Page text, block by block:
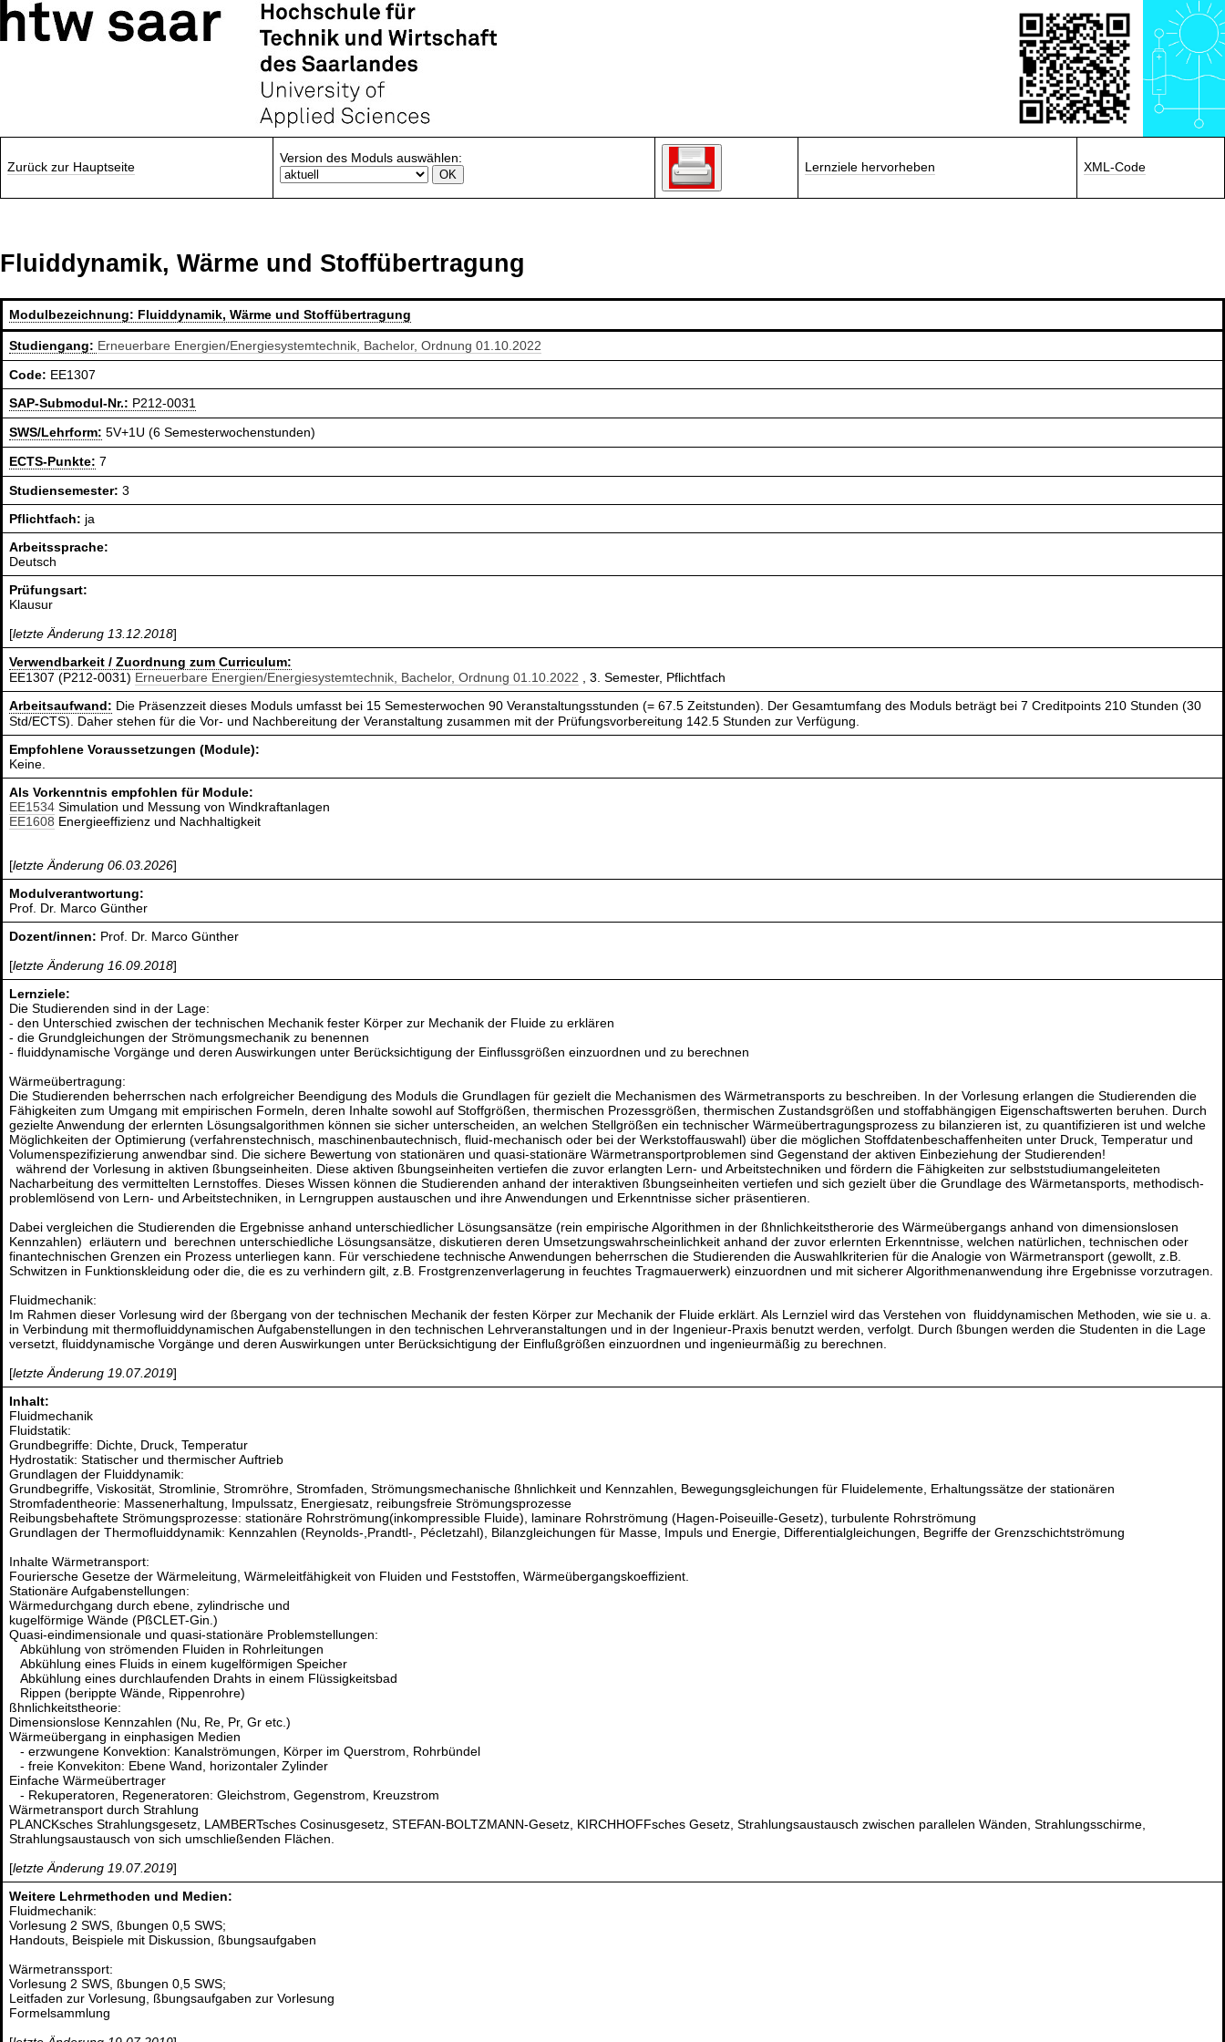
Zurück zur Hauptseite
Version des Moduls auswählen:
Lernziele hervorheben XML-Code
Fluiddynamik, Wärme und Stoffübertragung
Modulbezeichnung: Fluiddynamik, Wärme und Stoffübertragung
Studiengang: Erneuerbare Energien/Energiesystemtechnik, Bachelor, Ordnung 01.10.2022
Code: EE1307
SAP-Submodul-Nr.: P212-0031
SWS/Lehrform: 5V+1U (6 Semesterwochenstunden)
ECTS-Punkte: 7
Studiensemester:3
Pflichtfach: ja
Arbeitssprache:
Deutsch
Prüfungsart:
Klausur
[letzte Änderung 13.12.2018]
Verwendbarkeit / Zuordnung zum Curriculum:
EE1307 (P212-0031) Erneuerbare Energien/Energiesystemtechnik, Bachelor, Ordnung 01.10.2022 , 3. Semester, Pflichtfach
Arbeitsaufwand: Die Präsenzzeit dieses Moduls umfasst bei 15 Semesterwochen 90 Veranstaltungsstunden (= 67.5 Zeitstunden). Der Gesamtumfang des Moduls beträgt bei 7 Creditpoints 210 Stunden (30
Std/ECTS). Daher stehen für die Vor- und Nachbereitung der Veranstaltung zusammen mit der Prüfungsvorbereitung 142.5 Stunden zur Verfügung.
Empfohlene Voraussetzungen (Module):
Keine.
Als Vorkenntnis empfohlen für Module:
EE1534 Simulation und Messung von Windkraftanlagen
EE1608 Energieeffizienz und Nachhaltigkeit
[letzte Änderung 06.03.2026]
Modulverantwortung:
Prof. Dr. Marco Günther
Dozent/innen: Prof. Dr. Marco Günther
[letzte Änderung 16.09.2018]
Lernziele:
Die Studierenden sind in der Lage:
- den Unterschied zwischen der technischen Mechanik fester Körper zur Mechanik der Fluide zu erklären
- die Grundgleichungen der Strömungsmechanik zu benennen
- fluiddynamische Vorgänge und deren Auswirkungen unter Berücksichtigung der Einflussgrößen einzuordnen und zu berechnen
Wärmeübertragung:
Die Studierenden beherrschen nach erfolgreicher Beendigung des Moduls die Grundlagen für gezielt die Mechanismen des Wärmetransports zu beschreiben. In der Vorlesung erlangen die Studierenden die
Fähigkeiten zum Umgang mit empirischen Formeln, deren Inhalte sowohl auf Stoffgrößen, thermischen Prozessgrößen, thermischen Zustandsgrößen und stoffabhängigen Eigenschaftswerten beruhen. Durch
gezielte Anwendung der erlernten Lösungsalgorithmen können sie sicher unterscheiden, an welchen Stellgrößen ein technischer Wärmeübertragungsprozess zu bilanzieren ist, zu quantifizieren ist und welche
Möglichkeiten der Optimierung (verfahrenstechnisch, maschinenbautechnisch, fluid-mechanisch oder bei der Werkstoffauswahl) über die möglichen Stoffdatenbeschaffenheiten unter Druck, Temperatur und
Volumenspezifizierung anwendbar sind. Die sichere Bewertung von stationären und quasi-stationäre Wärmetransportproblemen sind Gegenstand der aktiven Einbeziehung der Studierenden!
während der Vorlesung in aktiven ßbungseinheiten. Diese aktiven ßbungseinheiten vertiefen die zuvor erlangten Lern- und Arbeitstechniken und fördern die Fähigkeiten zur selbststudiumangeleiteten
Nacharbeitung des vermittelten Lernstoffes. Dieses Wissen können die Studierenden anhand der interaktiven ßbungseinheiten vertiefen und sich gezielt über die Grundlage des Wärmetansports, methodisch-
problemlösend von Lern- und Arbeitstechniken, in Lerngruppen austauschen und ihre Anwendungen und Erkenntnisse sicher präsentieren.
Dabei vergleichen die Studierenden die Ergebnisse anhand unterschiedlicher Lösungsansätze (rein empirische Algorithmen in der ßhnlichkeitstherorie des Wärmeübergangs anhand von dimensionslosen
Kennzahlen) erläutern und berechnen unterschiedliche Lösungsansätze, diskutieren deren Umsetzungswahrscheinlichkeit anhand der zuvor erlernten Erkenntnisse, welchen natürlichen, technischen oder
finantechnischen Grenzen ein Prozess unterliegen kann. Für verschiedene technische Anwendungen beherrschen die Studierenden die Auswahlkriterien für die Analogie von Wärmetransport (gewollt, z.B.
Schwitzen in Funktionskleidung oder die, die es zu verhindern gilt, z.B. Frostgrenzenverlagerung in feuchtes Tragmauerwerk) einzuordnen und mit sicherer Algorithmenanwendung ihre Ergebnisse vorzutragen.
Fluidmechanik:
Im Rahmen dieser Vorlesung wird der ßbergang von der technischen Mechanik der festen Körper zur Mechanik der Fluide erklärt. Als Lernziel wird das Verstehen von fluiddynamischen Methoden, wie sie u. a.
in Verbindung mit thermofluiddynamischen Aufgabenstellungen in den technischen Lehrveranstaltungen und in der Ingenieur-Praxis benutzt werden, verfolgt. Durch ßbungen werden die Studenten in die Lage
versetzt, fluiddynamische Vorgänge und deren Auswirkungen unter Berücksichtigung der Einflußgrößen einzuordnen und ingenieurmäßig zu berechnen.
[letzte Änderung 19.07.2019]
Inhalt:
Fluidmechanik
Fluidstatik:
Grundbegriffe: Dichte, Druck, Temperatur
Hydrostatik: Statischer und thermischer Auftrieb
Grundlagen der Fluiddynamik:
Grundbegriffe, Viskosität, Stromlinie, Stromröhre, Stromfaden, Strömungsmechanische ßhnlichkeit und Kennzahlen, Bewegungsgleichungen für Fluidelemente, Erhaltungssätze der stationären
Stromfadentheorie: Massenerhaltung, Impulssatz, Energiesatz, reibungsfreie Strömungsprozesse
Reibungsbehaftete Strömungsprozesse: stationäre Rohrströmung(inkompressible Fluide), laminare Rohrströmung (Hagen-Poiseuille-Gesetz), turbulente Rohrströmung
Grundlagen der Thermofluiddynamik: Kennzahlen (Reynolds-,Prandtl-, Pécletzahl), Bilanzgleichungen für Masse, Impuls und Energie, Differentialgleichungen, Begriffe der Grenzschichtströmung
Inhalte Wärmetransport:
Fouriersche Gesetze der Wärmeleitung, Wärmeleitfähigkeit von Fluiden und Feststoffen, Wärmeübergangskoeffizient.
Stationäre Aufgabenstellungen:
Wärmedurchgang durch ebene, zylindrische und
kugelförmige Wände (PßCLET-Gin.)
Quasi-eindimensionale und quasi-stationäre Problemstellungen:
Abkühlung von strömenden Fluiden in Rohrleitungen
Abkühlung eines Fluids in einem kugelförmigen Speicher
Abkühlung eines durchlaufenden Drahts in einem Flüssigkeitsbad
Rippen (berippte Wände, Rippenrohre)
ßhnlichkeitstheorie:
Dimensionslose Kennzahlen (Nu, Re, Pr, Gr etc.)
Wärmeübergang in einphasigen Medien
- erzwungene Konvektion: Kanalströmungen, Körper im Querstrom, Rohrbündel
- freie Konvekiton: Ebene Wand, horizontaler Zylinder
Einfache Wärmeübertrager
- Rekuperatoren, Regeneratoren: Gleichstrom, Gegenstrom, Kreuzstrom
Wärmetransport durch Strahlung
PLANCKsches Strahlungsgesetz, LAMBERTsches Cosinusgesetz, STEFAN-BOLTZMANN-Gesetz, KIRCHHOFFsches Gesetz, Strahlungsaustausch zwischen parallelen Wänden, Strahlungsschirme,
Strahlungsaustausch von sich umschließenden Flächen.
[letzte Änderung 19.07.2019]
Weitere Lehrmethoden und Medien:
Fluidmechanik:
Vorlesung 2 SWS, ßbungen 0,5 SWS;
Handouts, Beispiele mit Diskussion, ßbungsaufgaben
Wärmetranssport:
Vorlesung 2 SWS, ßbungen 0,5 SWS;
Leitfaden zur Vorlesung, ßbungsaufgaben zur Vorlesung
Formelsammlung